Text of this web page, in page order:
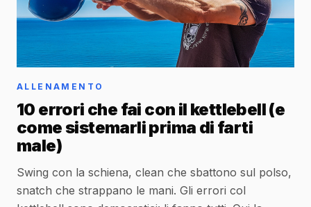
ALLENAMENTO
10 errori che fai con il kettlebell (e
come sistemarli prima di farti
male)
Swing con la schiena, clean che sbattono sul polso,
snatch che strappano le mani. Gli errori col